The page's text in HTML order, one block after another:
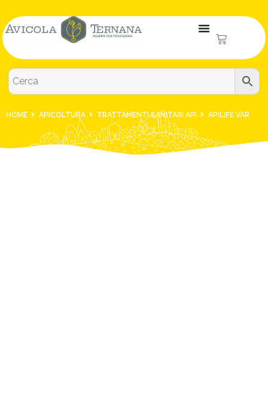
HOME APICOLTURA TRATTAMENTI SANITARI API APILIFE VAR